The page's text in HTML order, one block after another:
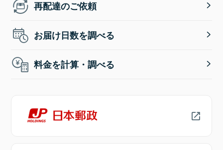
再配達のご依頼
お届け日数を調べる
料金を計算・調べる